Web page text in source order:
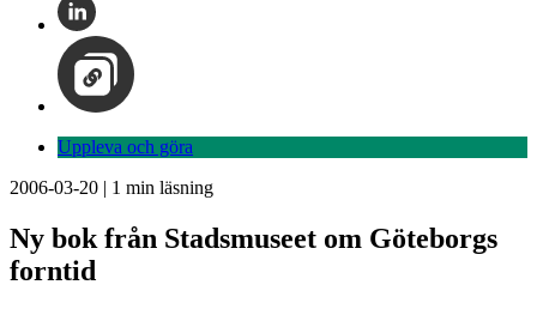
Uppleva och göra
2006-03-20 | 1 min läsning
Ny bok från Stadsmuseet om Göteborgs
forntid